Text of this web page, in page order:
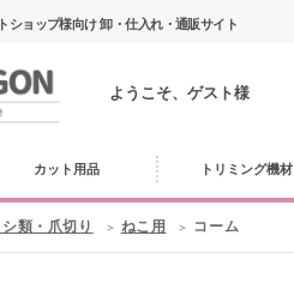
ショップ様向け 卸・仕入れ・通販サイト
ようこそ、ゲスト様
カット用品 トリミング機材
類・爪切り ねこ用 コーム